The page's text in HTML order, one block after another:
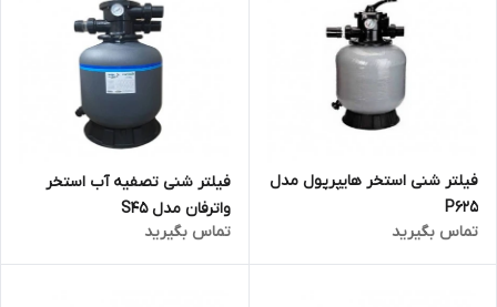
فیلتر شنی استخر هایپرپول مدل
P625
تماس بگیرید
فیلتر شنی تصفیه آب استخر
واترفان مدل S45
تماس بگیرید